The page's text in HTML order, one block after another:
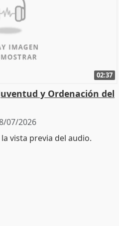
02:37
y Ordenación del
07/2026